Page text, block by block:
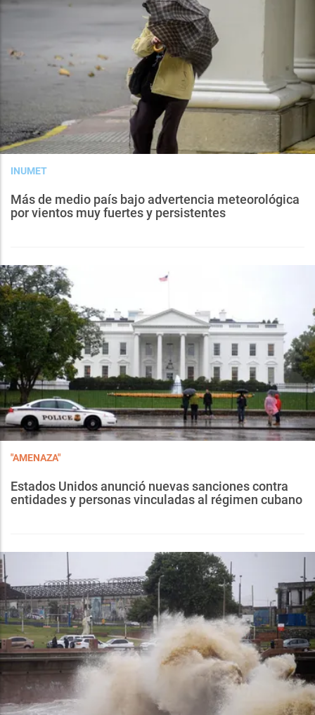
INUMET
Más de medio país bajo advertencia meteorológica
por vientos muy fuertes y persistentes
"AMENAZA"
Estados Unidos anunció nuevas sanciones contra
entidades y personas vinculadas al régimen cubano